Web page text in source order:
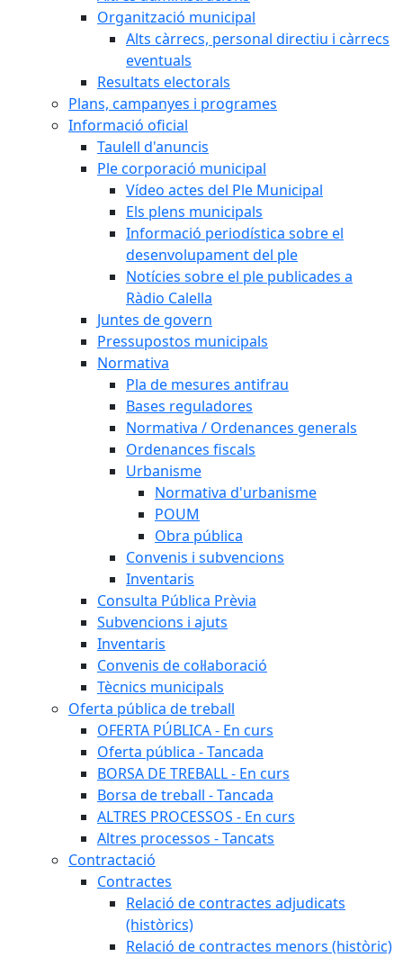
Organització municipal
Alts càrrecs, personal directiu i càrrecs
eventuals
Resultats electorals
Plans, campanyes i programes
Informació oficial
Taulell d'anuncis
Ple corporació municipal
Vídeo actes del Ple Municipal
Els plens municipals
Informació periodística sobre el
desenvolupament del ple
Notícies sobre el ple publicades a
Ràdio Calella
Juntes de govern
Pressupostos municipals
Normativa
Pla de mesures antifrau
Bases reguladores
Normativa / Ordenances generals
Ordenances fiscals
Urbanisme
Normativa d'urbanisme
POUM
Obra pública
Convenis i subvencions
Inventaris
Consulta Pública Prèvia
Subvencions i ajuts
Inventaris
Convenis de col·laboració
Tècnics municipals
Oferta pública de treball
OFERTA PÚBLICA - En curs
Oferta pública - Tancada
BORSA DE TREBALL - En curs
Borsa de treball - Tancada
ALTRES PROCESSOS - En curs
Altres processos - Tancats
Contractació
Contractes
Relació de contractes adjudicats
(històrics)
Relació de contractes menors (històric)